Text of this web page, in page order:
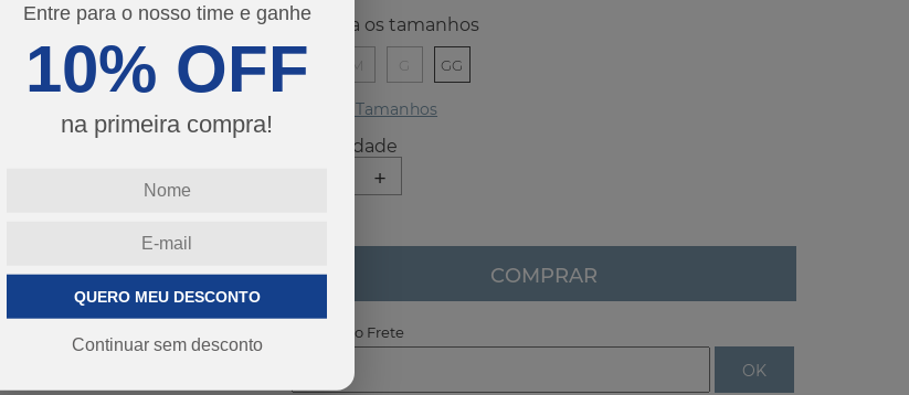
Entre para o nosso time e ganhe
10% OFF
na primeira compra!
QUERO MEU DESCONTO
Continuar sem desconto
tamanhos
P GG
Guia de Tamanhos
+
COMPRAR
Calcular o Frete